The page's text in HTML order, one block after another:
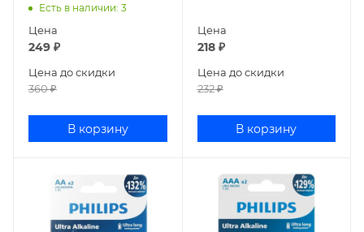
Есть в наличии: 3
Цена
249 ₽
Цена до скидки
360₽
В корзину
Цена
218₽
Цена до скидки
232₽
В корзину